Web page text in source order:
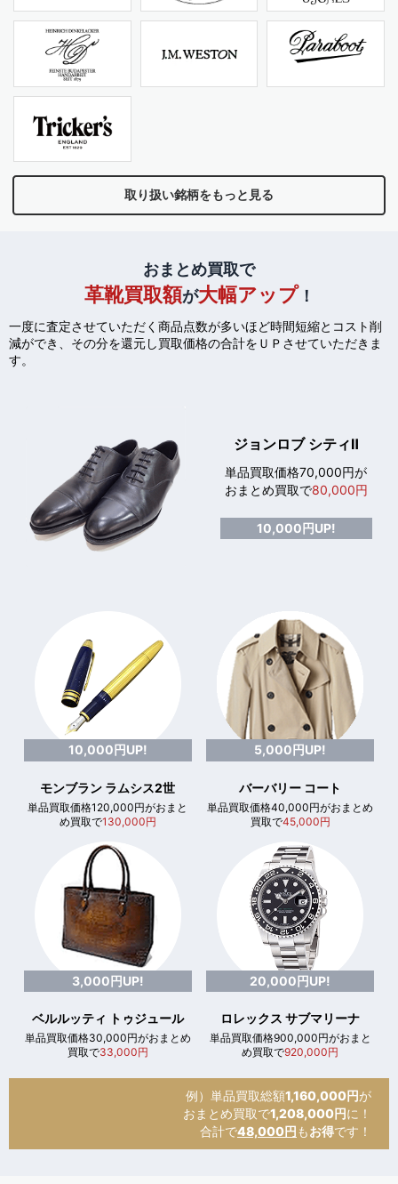
取り扱い銘柄をもっと見る
おまとめ買取で
革靴買取額が大幅アップ！
一度に査定させていただく商品点数が多いほど時間短縮とコスト削
減ができ、 その分を還元し買取価格の合計をＵＰさせていただきま
す。
ジョンロブ シティⅡ
単品買取価格70,000円が
おまとめ買取で80,000円
10,000円UP!
10,000円UP!
モンブラン ラムシス2世
単品買取価格120,000円がおまと
め買取で130,000円
5,000円UP!
バーバリー コート
単品買取価格40,000円がおまとめ
買取で45,000円
3,000円UP!
ベルルッティ トゥジュール
単品買取価格30,000円がおまとめ
買取で33,000円
20,000円UP!
ロレックス サブマリーナ
単品買取価格900,000円がおまと
め買取で920,000円
例）単品買取総額1,160,000円が
おまとめ買取で1,208,000円に！
合計で48,000円 もお得です！